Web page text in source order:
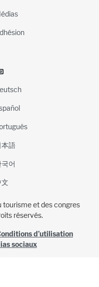
本語
국어
et des congres
réservés.
d’utilisation
sociaux